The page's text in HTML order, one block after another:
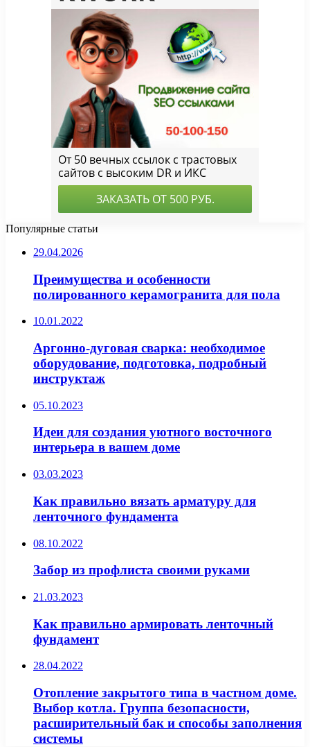
Популярные статьи
29.04.2026
Преимущества и особенности
полированного керамогранита для пола
10.01.2022
Аргонно-дуговая сварка: необходимое
оборудование, подготовка, подробный
инструктаж
05.10.2023
Идеи для создания уютного восточного
интерьера в вашем доме
03.03.2023
Как правильно вязать арматуру для
ленточного фундамента
08.10.2022
Забор из профлиста своими руками
21.03.2023
Как правильно армировать ленточный
фундамент
28.04.2022
Отопление закрытого типа в частном доме.
Выбор котла. Группа безопасности,
расширительный бак и способы заполнения
системы